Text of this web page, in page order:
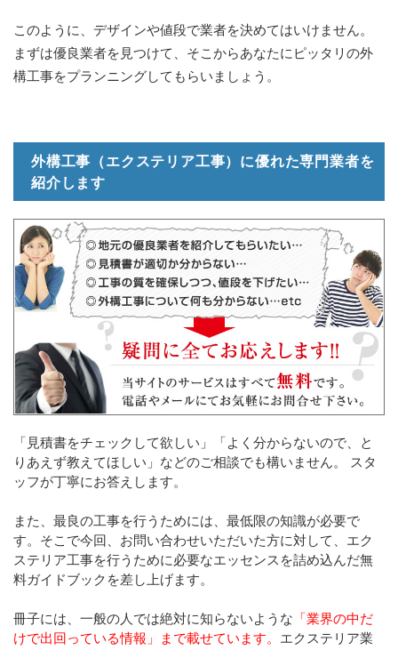
このように、デザインや値段で業者を決めてはいけません。
まずは優良業者を見つけて、そこからあなたにピッタリの外
構工事をプランニングしてもらいましょう。
外構工事（エクステリア工事）に優れた専門業者を
紹介します
「見積書をチェックして欲しい」「よく分からないので、と
りあえず教えてほしい」などのご相談でも構いません。 スタ
ッフが丁寧にお答えします。
また、最良の工事を行うためには、最低限の知識が必要で
す。そこで今回、お問い合わせいただいた方に対して、エク
ステリア工事を行うために必要なエッセンスを詰め込んだ無
料ガイドブックを差し上げます。
冊子には、一般の人では絶対に知らないような 「業界の中だ
けで出回っている情報」まで載せています。 エクステリア業